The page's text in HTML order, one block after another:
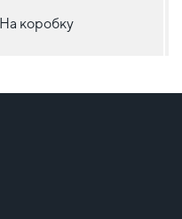
На коробку